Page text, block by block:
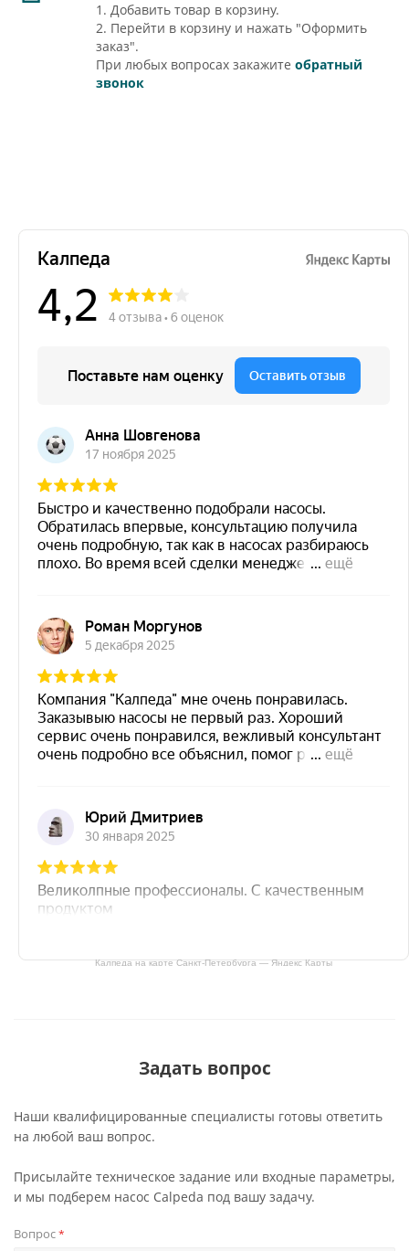
1. Добавить товар в корзину.
2. Перейти в корзину и нажать "Оформить
заказ".
При любых вопросах закажите обратный
звонок
Калпеда на карте Санкт‑Петербурга — Яндекс Карты
Задать вопрос
Наши квалифицированные специалисты готовы ответить
на любой ваш вопрос.
Присылайте техническое задание или входные параметры,
и мы подберем насос Calpeda под вашу задачу.
Вопрос*